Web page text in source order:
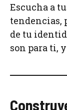
Escucha a
tendencias,
de tu
son para ti,